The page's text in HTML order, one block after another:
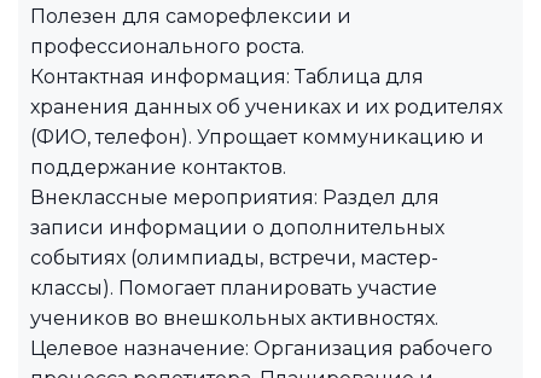
Полезен для саморефлексии и
профессионального роста.
Контактная информация: Таблица для
хранения данных об учениках и их родителях
(ФИО, телефон). Упрощает коммуникацию и
поддержание контактов.
Внеклассные мероприятия: Раздел для
записи информации о дополнительных
событиях (олимпиады, встречи, мастер-
классы). Помогает планировать участие
учеников во внешкольных активностях.
Целевое назначение: Организация рабочего